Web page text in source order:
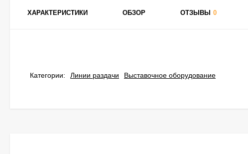
ХАРАКТЕРИСТИКИ ОБЗОР ОТЗЫВЫ 0
Категории: Линии раздачи Выставочное оборудование